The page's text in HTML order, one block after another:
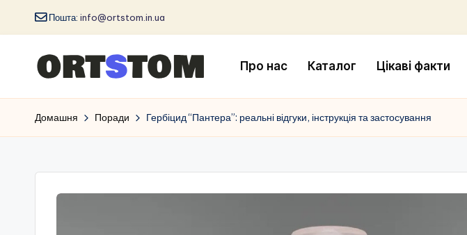
Пошта: info@ortstom.in.ua
Про нас Каталог Цікаві факти
Домашня Поради Гербіцид “Пантера”: реальні відгуки, інструкція та застосування